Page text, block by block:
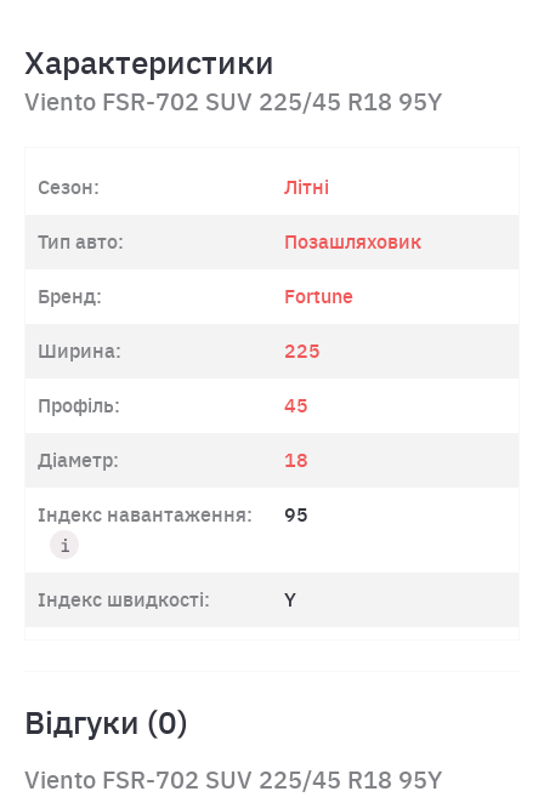
Характеристики
Viento FSR-702 SUV 225/45 R18 95Y
Сезон: Літні
Тип авто: Позашляховик
Бренд: Fortune
Ширина: 225
Профіль: 45
Діаметр: 18
Індекс навантаження: 95
Індекс швидкості: Y
Відгуки (0)
Viento FSR-702 SUV 225/45 R18 95Y